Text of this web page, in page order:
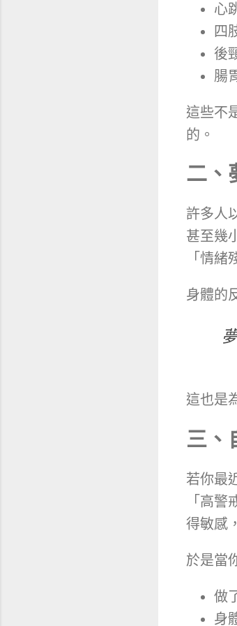
心
四
後
腸
這些不
的。
二、
許多人
甚至幾
「情緒
身體的
這也是
三、
若你最
「高
得敏感
於是當
做
身